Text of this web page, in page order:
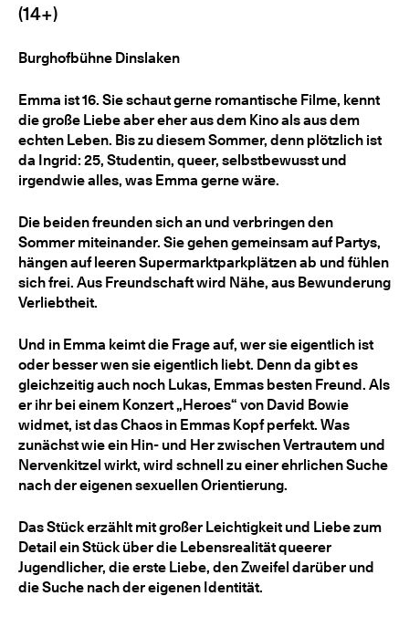
(14+)
Burghofbühne Dinslaken
Emma ist 16. Sie schaut gerne romantische Filme, kennt
die große Liebe aber eher aus dem Kino als aus dem
echten Leben. Bis zu diesem Sommer, denn plötzlich ist
da Ingrid: 25, Studentin, queer, selbstbewusst und
irgendwie alles, was Emma gerne wäre.
Die beiden freunden sich an und verbringen den
Sommer miteinander. Sie gehen gemeinsam auf Partys,
hängen auf leeren Supermarktparkplätzen ab und fühlen
sich frei. Aus Freundschaft wird Nähe, aus Bewunderung
Verliebtheit.
Und in Emma keimt die Frage auf, wer sie eigentlich ist
oder besser wen sie eigentlich liebt. Denn da gibt es
gleichzeitig auch noch Lukas, Emmas besten Freund. Als
er ihr bei einem Konzert „Heroes“ von David Bowie
widmet, ist das Chaos in Emmas Kopf perfekt. Was
zunächst wie ein Hin- und Her zwischen Vertrautem und
Nervenkitzel wirkt, wird schnell zu einer ehrlichen Suche
nach der eigenen sexuellen Orientierung.
Das Stück erzählt mit großer Leichtigkeit und Liebe zum
Detail ein Stück über die Lebensrealität queerer
Jugendlicher, die erste Liebe, den Zweifel darüber und
die Suche nach der eigenen Identität.